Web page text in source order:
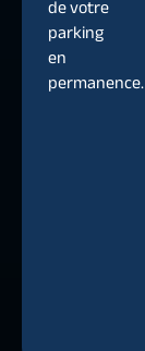
de votre
parking
en
permanence.